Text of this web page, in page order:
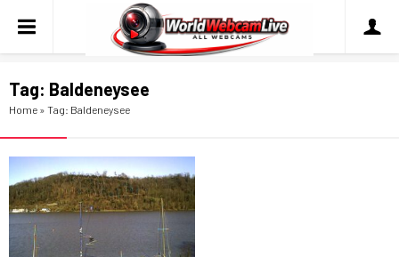
Tag: Baldeneysee
Home » Tag: Baldeneysee